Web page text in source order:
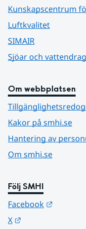
Kunskapscentrum
Luftkvalitet
SIMAIR
Sjöar och vattendrag
Om webbplatsen
Kakor på smhi.se
Hantering av
Om smhi.se
Följ SMHI
Facebook
X